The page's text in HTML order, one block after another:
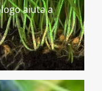
aiuta a